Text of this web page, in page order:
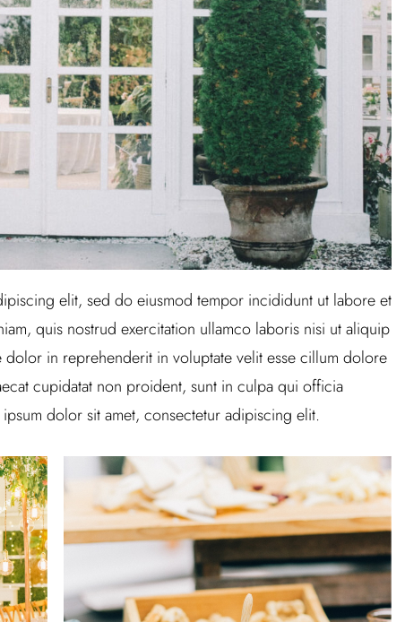
elit, sed do eiusmod tempor incididunt ut labore et
quis nostrud exercitation ullamco laboris nisi ut aliquip
in reprehenderit in voluptate velit esse cillum dolore
cupidatat non proident, sunt in culpa qui officia
dolor sit amet, consectetur adipiscing elit.